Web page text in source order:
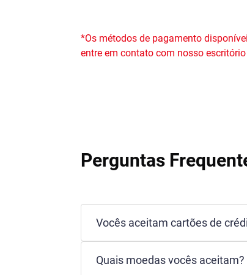
*Os métodos de pagamento
entre em contato com nosso
Perguntas
Vocês aceitam cartões de
Quais moedas vocês aceitam?